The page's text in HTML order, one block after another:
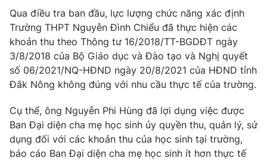
Nhân vật
Khán giả
Giải sao mai
Âm nhạc
Sao
Du lịch
Làm đẹp
Chất lượng cuộc sống
Giáo dục
Tuyển sinh
Học trực tuyến
Công nghệ
Sản phẩm
Thị trường
Giao lưu trực tuyến
Lịch phát sóng
Qua điều tra ban đầu, lực lượng chức năng xác định
Trường THPT Nguyễn Đình Chiểu đã thực hiện các
khoản thu theo Thông tư 16/2018/TT-BGDĐT ngày
3/8/2018 của Bộ Giáo dục và Đào tạo và Nghị quyết
số 06/2021/NQ-HĐND ngày 20/8/2021 của HĐND tỉnh
Đắk Nông không đúng với nhu cầu thực tế của trường.
Cụ thể, ông Nguyễn Phi Hùng đã lợi dụng việc được
Ban Đại diện cha mẹ học sinh ủy quyền thu, quản lý, sử
dụng đối với các khoản thu của học sinh tại trường,
báo cáo Ban Đại diện cha mẹ học sinh ít hơn thực tế